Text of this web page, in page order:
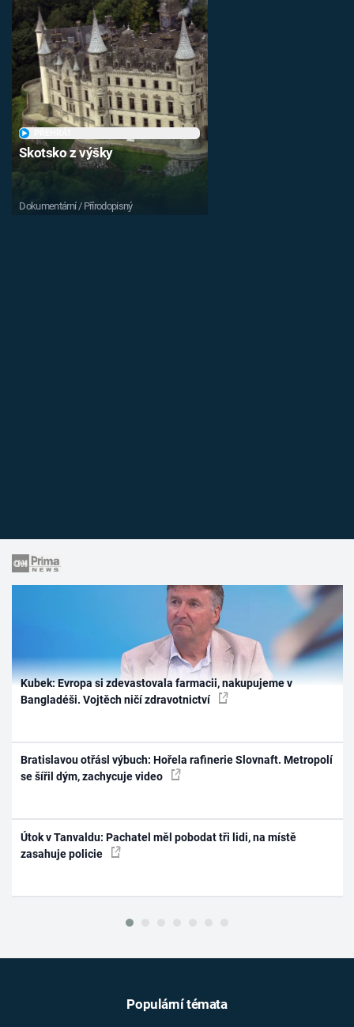
Skotsko z výšky
Dokumentární / Přírodopisný
Kubek: Evropa si zdevastovala farmacii, nakupujeme v
Bangladéši. Vojtěch ničí zdravotnictví
Bratislavou otřásl výbuch: Hořela rafinerie Slovnaft. Metropolí
se šířil dým, zachycuje video
Útok v Tanvaldu: Pachatel měl pobodat tři lidi, na místě
zasahuje policie
Populární témata